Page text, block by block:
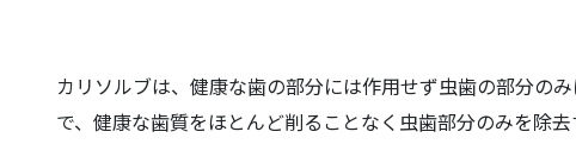
カリソルブは、健康な歯の部分には作用せず虫歯の部分の
で、健康な歯質をほとんど削ることなく虫歯部分のみを除去